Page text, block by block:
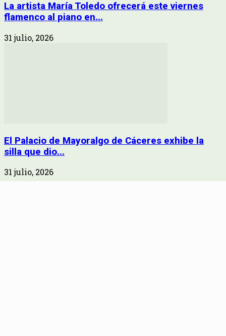
La artista María Toledo ofrecerá este viernes
flamenco al piano en...
31 julio, 2026
El Palacio de Mayoralgo de Cáceres exhibe la
silla que dio...
31 julio, 2026